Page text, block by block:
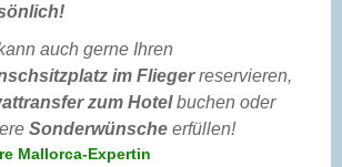
auch gerne Ihren
im Fliegerreservieren,
zum Hotelbuchen oder
Sonderwünsche erfüllen!
Mallorca-Expertin